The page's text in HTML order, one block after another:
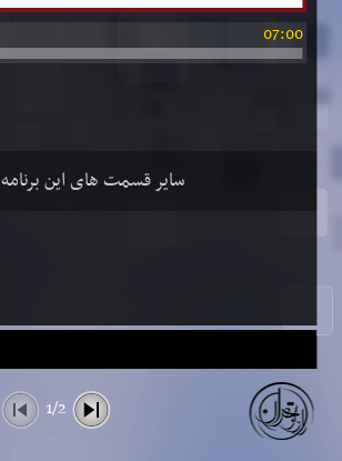
07:00
سایر قسمت های این برنامه
1/2